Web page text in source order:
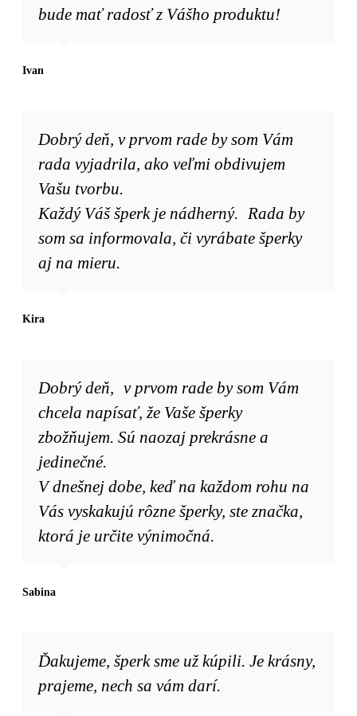
bude mať radosť z Vášho produktu!
Ivan
Dobrý deň, v prvom rade by som Vám
rada vyjadrila, ako veľmi obdivujem
Vašu tvorbu.
Každý Váš šperk je nádherný. Rada by
som sa informovala, či vyrábate šperky
aj na mieru.
Kira
Dobrý deň, v prvom rade by som Vám
chcela napísať, že Vaše šperky
zbožňujem. Sú naozaj prekrásne a
jedinečné.
V dnešnej dobe, keď na každom rohu na
Vás vyskakujú rôzne šperky, ste značka,
ktorá je určite výnimočná.
Sabina
Ďakujeme, šperk sme už kúpili. Je krásny,
prajeme, nech sa vám darí.